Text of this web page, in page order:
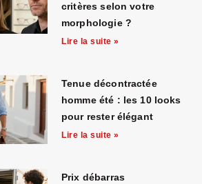
critères selon votre
morphologie ?
Lire la suite »
Tenue décontractée
homme été : les 10 looks
pour rester élégant
Lire la suite »
Prix débarras